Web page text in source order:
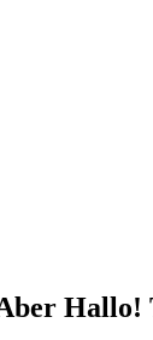
Hallo!